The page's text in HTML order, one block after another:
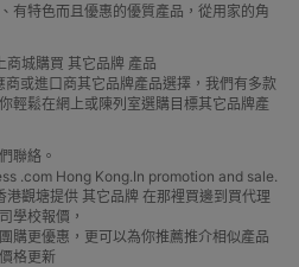
有特色而且優惠的優質產品，從用家的角
城購買 其它品牌 產品
或進口商其它品牌產品選擇，我們有多款
輕鬆在網上或陳列室選購目標其它品牌產
聯絡。
.com Hong Kong.In promotion and sale.
觀塘提供 其它品牌 在那裡買邊到買代理
學校報價，
購更優惠，更可以為你推薦推介相似產品
格更新